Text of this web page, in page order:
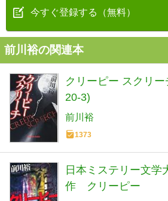
今すぐ登録する（無料）
前川裕の関連本
クリーピー スクリ
20-3)
前川裕
1373
日本ミステリー文
作 クリーピー